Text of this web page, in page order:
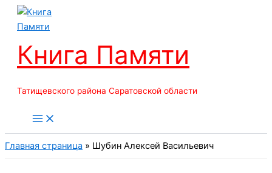
Перейти
Книга Памяти
Татищевского района Саратовской области
Главная страница » Шубин Алексей Васильевич